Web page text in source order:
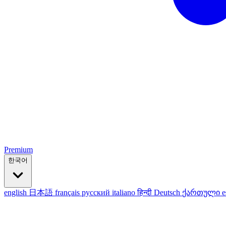
Premium
한국어
english 日本語 français русский italianoहिन्दी Deutsch ქართული